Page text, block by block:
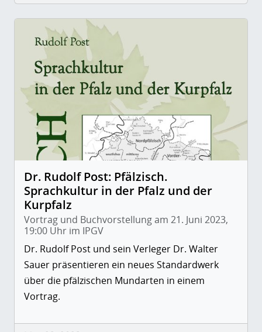
Dr. Rudolf Post: Pfälzisch.
Sprachkultur in der Pfalz und der
Kurpfalz
Vortrag und Buchvorstellung am 21. Juni 2023,
19:00 Uhr im IPGV
Dr. Rudolf Post und sein Verleger Dr. Walter
Sauer präsentieren ein neues Standardwerk
über die pfälzischen Mundarten in einem
Vortrag.